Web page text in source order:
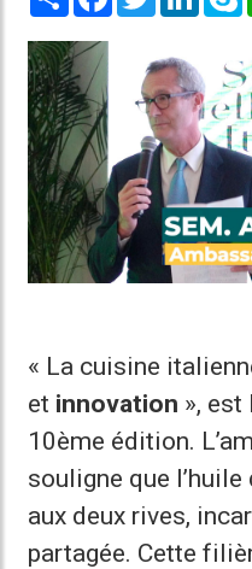
« La cuisine
et innovation », est
10ème édition.
souligne que
aux deux rives,
partagée. Cette